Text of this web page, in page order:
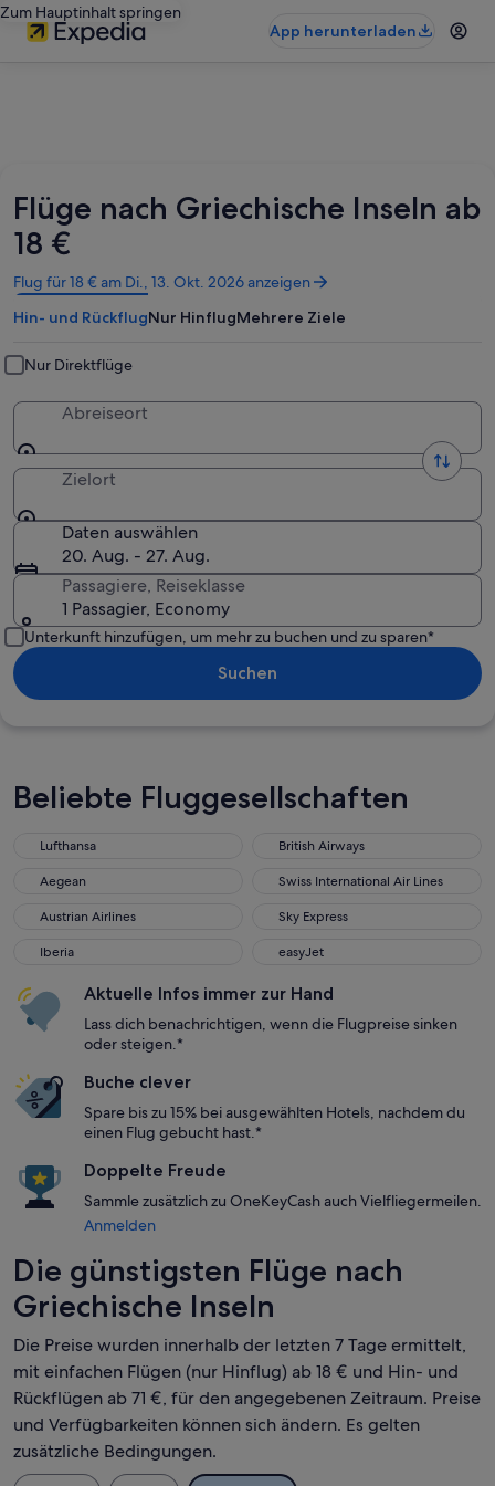
Zum Hauptinhalt springen
App herunterladen
Flüge nach Griechische Inseln ab
18 €
Flug für 18 € am Di., 13. Okt. 2026 anzeigen
Wird
in
einem
Fenster
geöffnet
Hin- und RückflugNur HinflugMehrere Ziele
Nur Direktflüge
Abreiseort
Zielort
Daten auswählen
20. Aug. - 27. Aug.
Passagiere, Reiseklasse
1 Passagier, Economy
Unterkunft hinzufügen, um mehr zu buchen und zu sparen*
Suchen
Beliebte Fluggesellschaften
Lufthansa
British Airways
Aegean
Swiss International Air Lines
Austrian Airlines
Sky Express
Iberia
easyJet
Aktuelle Infos immer zur Hand
Lass dich benachrichtigen, wenn die Flugpreise sinken
oder steigen.*
Buche clever
Spare bis zu 15% bei ausgewählten Hotels, nachdem du
einen Flug gebucht hast.*
Doppelte Freude
Sammle zusätzlich zu OneKeyCash auch Vielfliegermeilen.
Anmelden
Die günstigsten Flüge nach
Griechische Inseln
Die Preise wurden innerhalb der letzten 7 Tage ermittelt,
mit einfachen Flügen (nur Hinflug) ab 18 € und Hin- und
Rückflügen ab 71 €, für den angegebenen Zeitraum. Preise
und Verfügbarkeiten können sich ändern. Es gelten
zusätzliche Bedingungen.